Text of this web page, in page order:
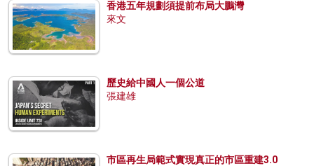
香港五年規劃須提前布局大鵬灣
來文
歷史給中國人一個公道
張建雄
市區再生局範式實現真正的市區重建3.0